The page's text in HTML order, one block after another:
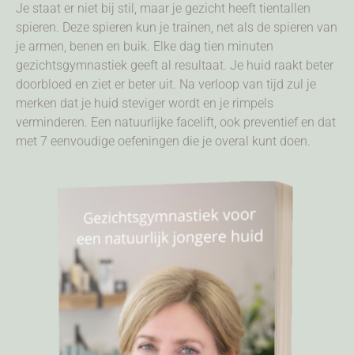
Je staat er niet bij stil, maar je gezicht heeft tientallen
spieren. Deze spieren kun je trainen, net als de spieren van
je armen, benen en buik. Elke dag tien minuten
gezichtsgymnastiek geeft al resultaat. Je huid raakt beter
doorbloed en ziet er beter uit. Na verloop van tijd zul je
merken dat je huid steviger wordt en je rimpels
verminderen. Een natuurlijke facelift, ook preventief en dat
met 7 eenvoudige oefeningen die je overal kunt doen.